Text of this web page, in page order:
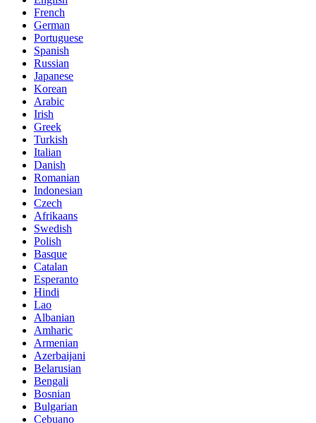
French
German
Portuguese
Spanish
Russian
Japanese
Korean
Arabic
Irish
Greek
Turkish
Italian
Danish
Romanian
Indonesian
Czech
Afrikaans
Swedish
Polish
Basque
Catalan
Esperanto
Hindi
Lao
Albanian
Amharic
Armenian
Azerbaijani
Belarusian
Bengali
Bosnian
Bulgarian
Cebuano